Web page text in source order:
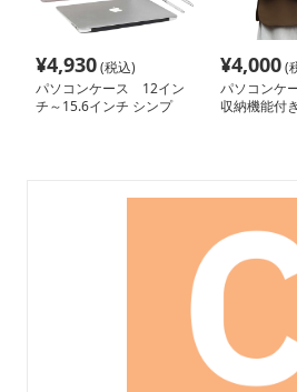
¥4,930(税込)
パソコンケース 12イン
チ～15.6インチ シンプ
¥4,000(
パソコンケ
収納機能付